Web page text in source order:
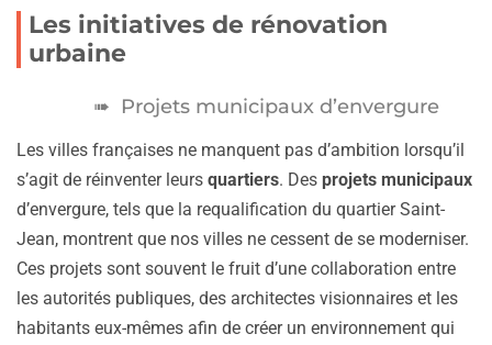
Les initiatives de rénovation
urbaine
Projets municipaux d’envergure
Les villes françaises ne manquent pas d’ambition lorsqu’il
s’agit de réinventer leurs quartiers. Des projets municipaux
d’envergure, tels que la requalification du quartier Saint-
Jean, montrent que nos villes ne cessent de se moderniser.
Ces projets sont souvent le fruit d’une collaboration entre
les autorités publiques, des architectes visionnaires et les
habitants eux-mêmes afin de créer un environnement qui